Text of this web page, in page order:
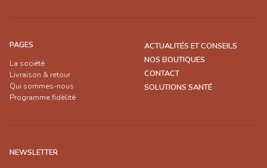
PAGES
La société
Livraison & retour
Qui sommes-nous
Programme fidèlité
ACTUALITÉS ET CONSEILS
NOS BOUTIQUES
CONTACT
SOLUTIONS SANTÉ
NEWSLETTER